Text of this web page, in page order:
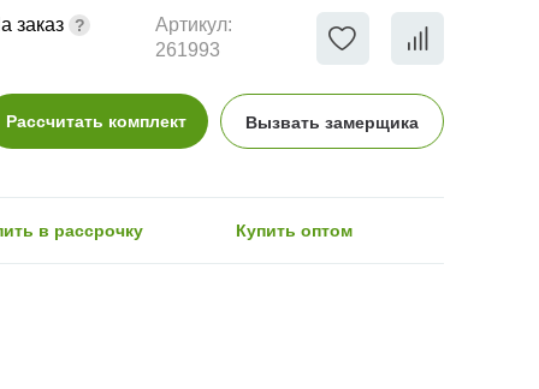
заказ
Артикул:
261993
Рассчитать комплект Вызвать замерщика
в рассрочку Купить оптом